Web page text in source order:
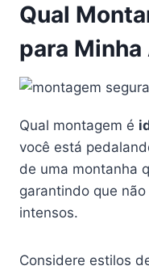
Qual
para
Qual montagem é
você está
de uma montanha
garantindo que
intensos.
Considere estilos